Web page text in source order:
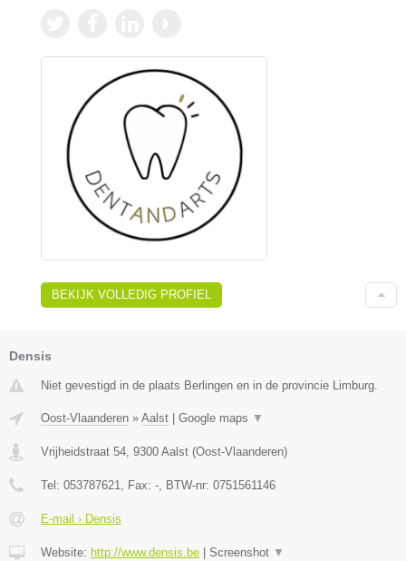
BEKIJK VOLLEDIG PROFIEL
Densis
Niet gevestigd in de plaats Berlingen en in de provincie Limburg.
Oost-Vlaanderen » Aalst Google maps ▼
Vrijheidstraat 54, 9300 Aalst (Oost-Vlaanderen)
Tel: 053787621, Fax: -, BTW-nr: 0751561146
E-mail › Densis
Website: http://www.densis.be Screenshot ▼